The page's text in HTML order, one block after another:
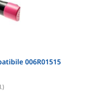
006R01515